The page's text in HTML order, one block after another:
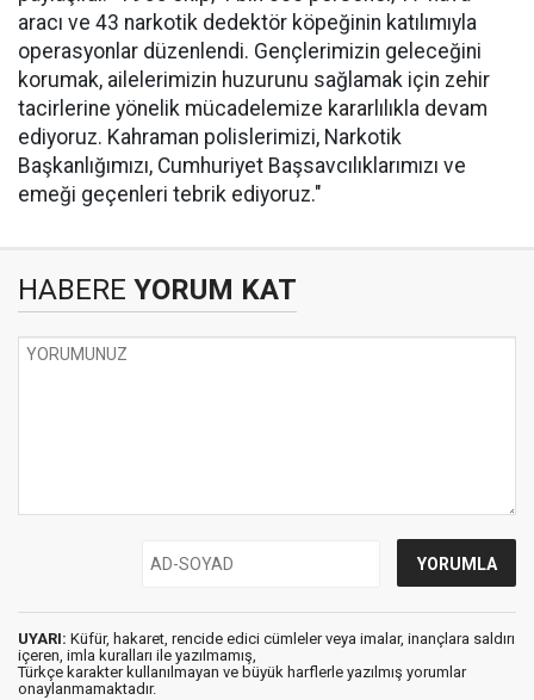
aracı ve 43 narkotik dedektör köpeğinin katılımıyla
operasyonlar düzenlendi. Gençlerimizin geleceğini
korumak, ailelerimizin huzurunu sağlamak için zehir
tacirlerine yönelik mücadelemize kararlılıkla devam
ediyoruz. Kahraman polislerimizi, Narkotik
Başkanlığımızı, Cumhuriyet Başsavcılıklarımızı ve
emeği geçenleri tebrik ediyoruz."
HABERE YORUM KAT
UYARI: Küfür, hakaret, rencide edici cümleler veya imalar, inançlara saldırı
içeren, imla kuralları ile yazılmamış,
Türkçe karakter kullanılmayan ve büyük harflerle yazılmış yorumlar
onaylanmamaktadır.